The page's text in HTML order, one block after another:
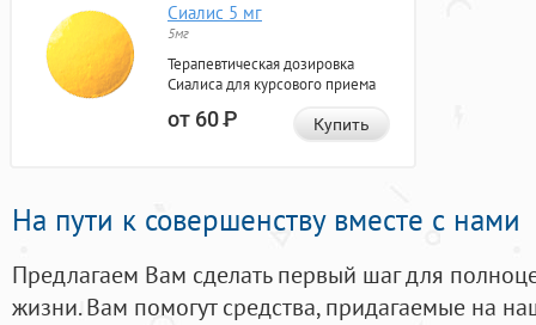
Сиалис 5 мг
5мг
Терапевтическая дозировка
Сиалиса для курсового приема
от 60Р Купить
На пути к совершенству вместе с нами
Предлагаем Вам сделать первый шаг для
жизни. Вам помогут средства, придагаемые на